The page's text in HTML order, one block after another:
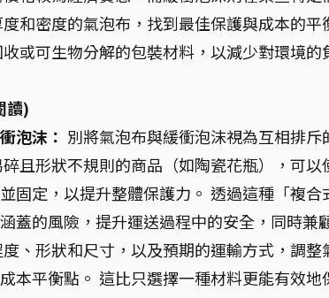
和密度的氣泡布，找到最佳保護與成本的平
或可生物分解的包裝材料，以減少對環境的
讀)
泡沫： 別將氣泡布與緩衝泡沫視為互相排斥
且形狀不規則的商品（如陶瓷花瓶），可以
固定，以提升整體保護力。 透過這種「複合
蓋的風險，提升運送過程中的安全，同時兼
、形狀和尺寸，以及預期的運輸方式，調整
本平衡點。 這比只選擇一種材料更能有效地